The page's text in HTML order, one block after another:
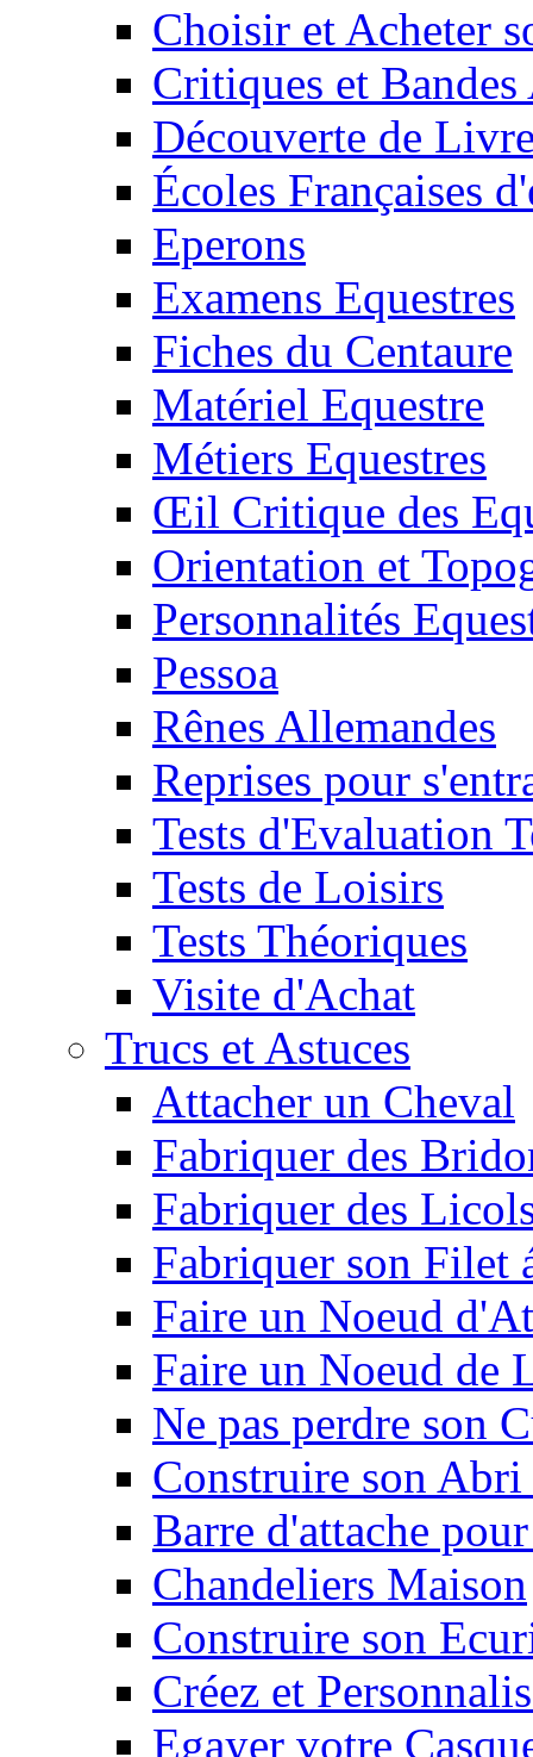
Choisir et Acheter
Critiques et
Découverte de
Écoles Françaises
Eperons
Examens Equestres
Fiches du Centaure
Matériel Equestre
Métiers Equestres
Œil Critique des
Orientation et
Personnalités
Pessoa
Rênes Allemandes
Reprises pour
Tests d'Evaluation
Tests de Loisirs
Tests Théoriques
Visite d'Achat
Trucs et Astuces
Attacher un Cheval
Fabriquer des
Fabriquer des
Fabriquer son Filet
Faire un Noeud
Faire un Noeud de
Ne pas perdre son
Construire son
Barre d'attache
Chandeliers Maison
Construire son
Créez et
Egayer votre